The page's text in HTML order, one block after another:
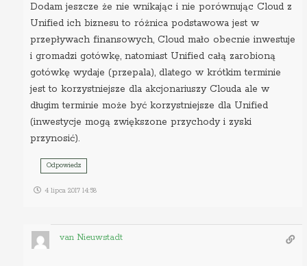
Dodam jeszcze że nie wnikając i nie porównując Cloud z
Unified ich biznesu to różnica podstawowa jest w
przepływach finansowych, Cloud mało obecnie inwestuje
i gromadzi gotówkę, natomiast Unified całą zarobioną
gotówkę wydaje (przepala), dlatego w krótkim terminie
jest to korzystniejsze dla akcjonariuszy Clouda ale w
długim terminie może być korzystniejsze dla Unified
(inwestycje mogą zwiększone przychody i zyski
przynosić).
Odpowiedz
4 lipca 2017 14:58
van Nieuwstadt